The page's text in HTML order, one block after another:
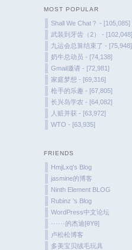
MOST POPULAR
Shall We Chat？ - [105,085]
武装到牙齿（2） - [102,048]
九运会总算结束了 - [75,948]
奶牛总动员 - [74,138]
Gmail邀请 - [72,981]
家庭梦想 - [69,316]
枪手的乐趣 - [67,805]
长兴岛学农 - [64,082]
人赃并获 - [63,972]
WTO - [63,935]
FRIENDS
HmjLxq's Blog
jasmine的博客
Ninth Element BLOG
Rubinz ’s Blog
WordPress中文论坛
······的杰迪[θYθ]
卢松松博客
多美宝贝绒毛玩具